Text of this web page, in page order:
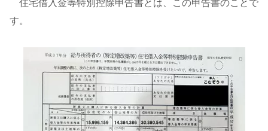
住宅借入金等特別控除申告書とは、この申告書のことで
す。